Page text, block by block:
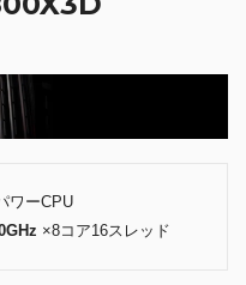
ワーCPU
×8コア16スレッド